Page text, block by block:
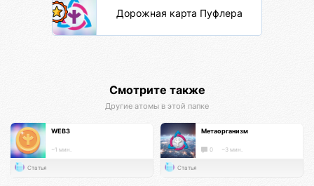
Дорожная карта Пуфлера
Смотрите также
Другие атомы в этой папке
WEB3
~1 мин.
Статья
Метаорганизм
0 ~3 мин.
Статья